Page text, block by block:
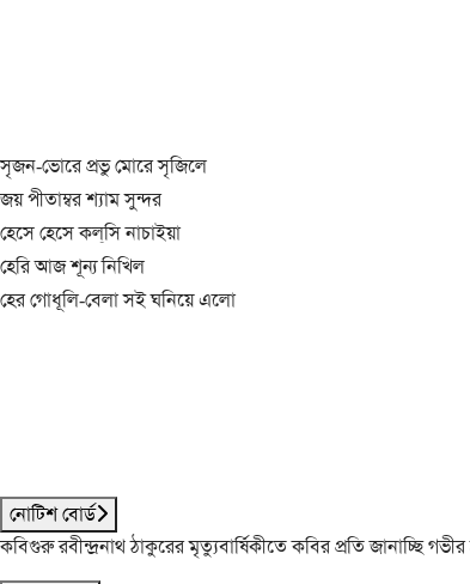
সৃজন-ভোরে প্রভু মোরে সৃজিলে
জয় পীতাম্বর শ্যাম সুন্দর
হেসে হেসে কল্‌সি নাচাইয়া
হেরি আজ শূন্য নিখিল
হের গোধূলি-বেলা সই ঘনিয়ে এলো
নোটিশ বোর্ড
কবিগুরু রবীন্দ্রনাথ ঠাকুরের মৃত্যুবার্ষিকীতে কবির প্রতি জানাচ্ছি